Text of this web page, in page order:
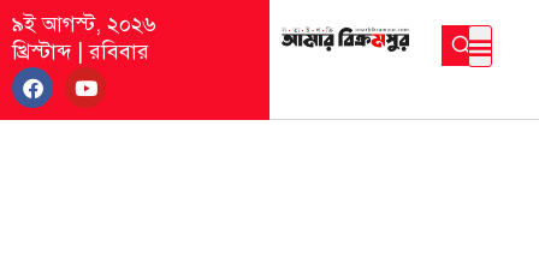
৯ই আগস্ট, ২০২৬
খ্রিস্টাব্দ|রবিবার